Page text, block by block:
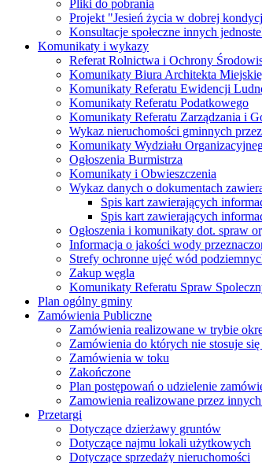
Pliki do pobrania
Projekt "Jesień życia w dobrej
Konsultacje społeczne innych
Komunikaty i wykazy
Referat Rolnictwa i Ochrony
Komunikaty Biura Architekta
Komunikaty Referatu Ewidencji
Komunikaty Referatu Podatkowego
Komunikaty Referatu Zarządzania i
Wykaz nieruchomości gminnych
Komunikaty Wydziału
Ogłoszenia Burmistrza
Komunikaty i Obwieszczenia
Wykaz danych o dokumentach
Spis kart zawierających
Spis kart zawierających
Ogłoszenia i komunikaty dot. spraw
Informacja o jakości wody
Strefy ochronne ujęć wód
Zakup węgla
Komunikaty Referatu Spraw
Plan ogólny gminy
Zamówienia Publiczne
Zamówienia realizowane w trybie
Zamówienia do których nie stosuje
Zamówienia w toku
Zakończone
Plan postępowań o udzielenie
Zamowienia realizowane przez
Przetargi
Dotyczące dzierżawy gruntów
Dotyczące najmu lokali użytkowych
Dotyczące sprzedaży nieruchomości